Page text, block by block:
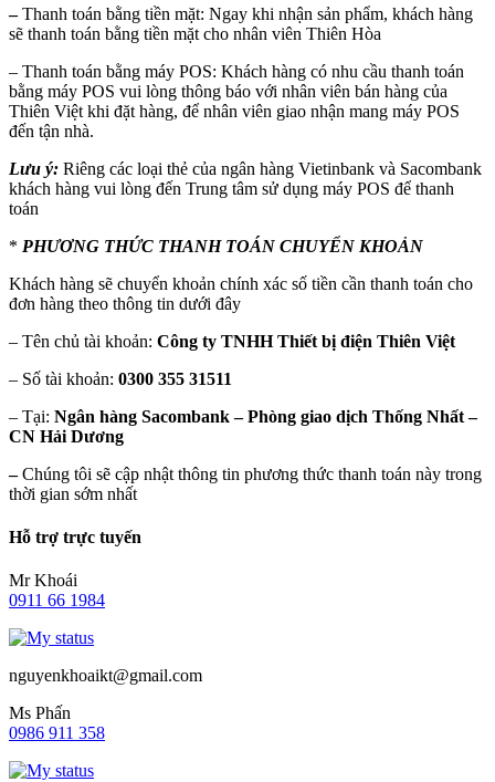
–Thanh toán bằng tiền mặt: Ngay khi nhận sản phẩm, khách hàng
sẽ thanh toán bằng tiền mặt cho nhân viên Thiên Hòa
– Thanh toán bằng máy POS: Khách hàng có nhu cầu thanh toán
bằng máy POS vui lòng thông báo với nhân viên bán hàng của
Thiên Việt khi đặt hàng, để nhân viên giao nhận mang máy POS
đến tận nhà.
Lưu ý: Riêng các loại thẻ của ngân hàng Vietinbank và Sacombank
khách hàng vui lòng đến Trung tâm sử dụng máy POS để thanh
toán
* PHƯƠNG THỨC THANH TOÁN CHUYỂN KHOẢN
Khách hàng sẽ chuyển khoản chính xác số tiền cần thanh toán cho
đơn hàng theo thông tin dưới đây
– Tên chủ tài khoản: Công ty TNHH Thiết bị điện Thiên Việt
– Số tài khoản: 0300 355 31511
– Tại: Ngân hàng Sacombank – Phòng giao dịch Thống Nhất –
CN Hải Dương
–Chúng tôi sẽ cập nhật thông tin phương thức thanh toán này trong
thời gian sớm nhất
Hỗ trợ trực tuyến
Mr Khoái
0911 66 1984
nguyenkhoaikt@gmail.com
Ms Phấn
0986 911 358